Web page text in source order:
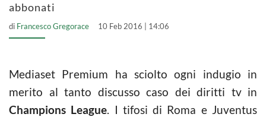
abbonati
di Francesco Gregorace 10 Feb 2016 | 14:06
Mediaset Premium ha sciolto ogni indugio in
merito al tanto discusso caso dei diritti tv in
Champions League. I tifosi di Roma e Juventus